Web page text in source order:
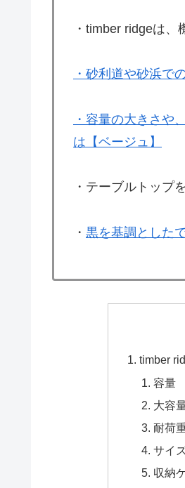
・timber ridgeは
・砂利道や砂浜で
・容量の大きさや
は【ベージュ】
・テーブルトップ
・ 黒を基調とした
timber
容
大容
耐荷
サイ
収納